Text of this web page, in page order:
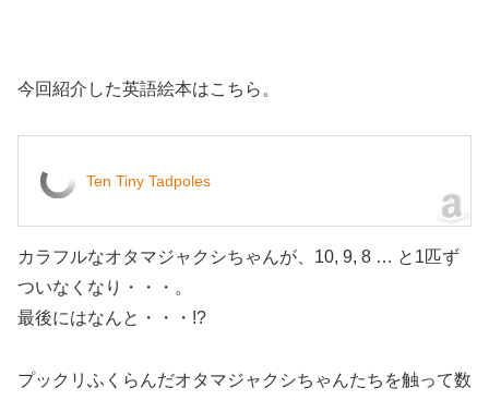
今回紹介した英語絵本はこちら。
Ten Tiny Tadpoles
カラフルなオタマジャクシちゃんが、10, 9, 8 … と1匹ず
ついなくなり・・・。
最後にはなんと・・・!?
プックリふくらんだオタマジャクシちゃんたちを触って数